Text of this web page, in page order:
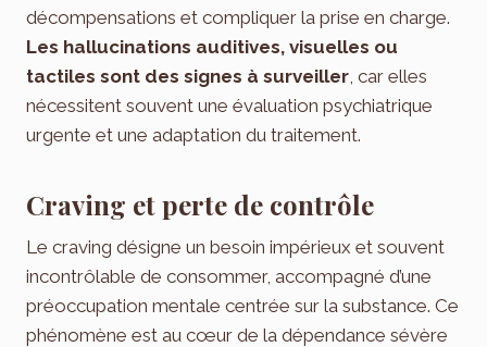
décompensations et compliquer la prise en charge.
Les hallucinations auditives, visuelles ou
tactiles sont des signes à surveiller , car elles
nécessitent souvent une évaluation psychiatrique
urgente et une adaptation du traitement.
Craving et perte de contrôle
Le craving désigne un besoin impérieux et souvent
incontrôlable de consommer, accompagné d’une
préoccupation mentale centrée sur la substance. Ce
phénomène est au cœur de la dépendance sévère